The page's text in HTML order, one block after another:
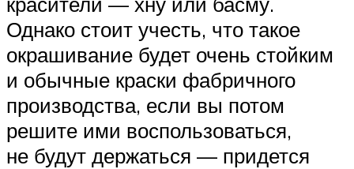
Однако стоит учесть, что такое
окрашивание будет очень стойким
и обычные краски фабричного
производства, если вы потом
решите ими воспользоваться,
не будут держаться — придется